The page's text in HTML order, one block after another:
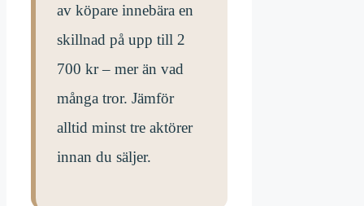
av köpare innebära en
skillnad på upp till 2
700 kr – mer än vad
många tror. Jämför
alltid minst tre aktörer
innan du säljer.